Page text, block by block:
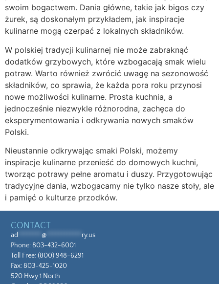
swoim bogactwem. Dania główne, takie jak bigos czy
żurek, są doskonałym przykładem, jak inspiracje
kulinarne mogą czerpać z lokalnych składników.
W polskiej tradycji kulinarnej nie może zabraknąć
dodatków grzybowych, które wzbogacają smak wielu
potraw. Warto również zwrócić uwagę na sezonowość
składników, co sprawia, że każda pora roku przynosi
nowe możliwości kulinarne. Prosta kuchnia, a
jednocześnie niezwykle różnorodna, zachęca do
eksperymentowania i odkrywania nowych smaków
Polski.
Nieustannie odkrywając smaki Polski, możemy
inspiracje kulinarne przenieść do domowych kuchni,
tworząc potrawy pełne aromatu i duszy. Przygotowując
tradycyjne dania, wzbogacamy nie tylko nasze stoły, ale
i pamięć o kulturze przodków.
CONTACT
ad ********@
ry.us
Phone:803-432-6001
Toll Free:(800) 948-6291
Fax: 803-425-1020
520 Hwy 1 North